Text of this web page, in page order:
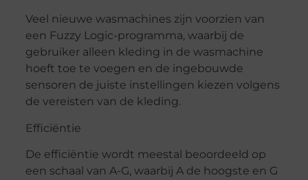
Veel nieuwe wasmachines zijn voorzien van
een Fuzzy Logic-programma, waarbij de
gebruiker alleen kleding in de wasmachine
hoeft toe te voegen en de ingebouwde
sensoren de juiste instellingen kiezen volgens
de vereisten van de kleding.
Efficiëntie
De efficiëntie wordt meestal beoordeeld op
een schaal van A-G, waarbij A de hoogste en G